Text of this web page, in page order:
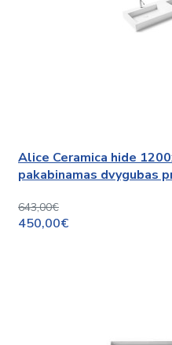
Alice Ceramica hide
pakabinamas dvygubas
643,00€
450,00€